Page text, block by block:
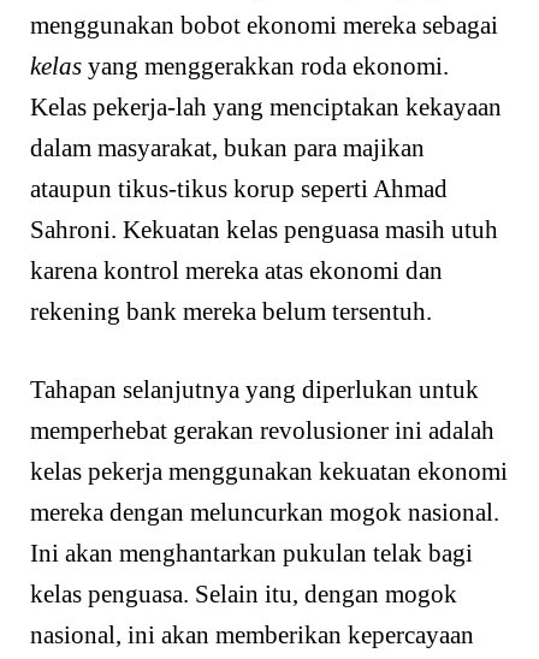
menggunakan bobot ekonomi mereka sebagai
kelas yang menggerakkan roda ekonomi.
Kelas pekerja-lah yang menciptakan kekayaan
dalam masyarakat, bukan para majikan
ataupun tikus-tikus korup seperti Ahmad
Sahroni. Kekuatan kelas penguasa masih utuh
karena kontrol mereka atas ekonomi dan
rekening bank mereka belum tersentuh.
Tahapan selanjutnya yang diperlukan untuk
memperhebat gerakan revolusioner ini adalah
kelas pekerja menggunakan kekuatan ekonomi
mereka dengan meluncurkan mogok nasional.
Ini akan menghantarkan pukulan telak bagi
kelas penguasa. Selain itu, dengan mogok
nasional, ini akan memberikan kepercayaan